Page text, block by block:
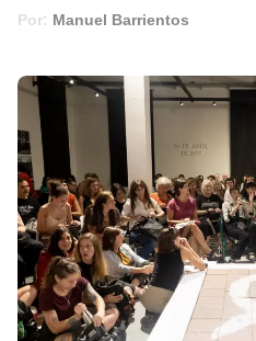
Por: Manuel Barrientos